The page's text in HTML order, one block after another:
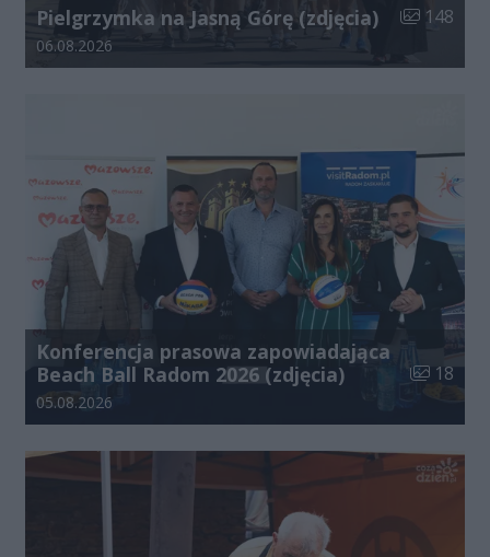
Pielgrzymka na Jasną Górę (zdjęcia) Liczba
148
Data dodania galerii:
06.08.2026
Konferencja prasowa zapowiadająca
Beach Ball Radom 2026 (zdjęcia)
Liczba
18
Data dodania galerii:
05.08.2026